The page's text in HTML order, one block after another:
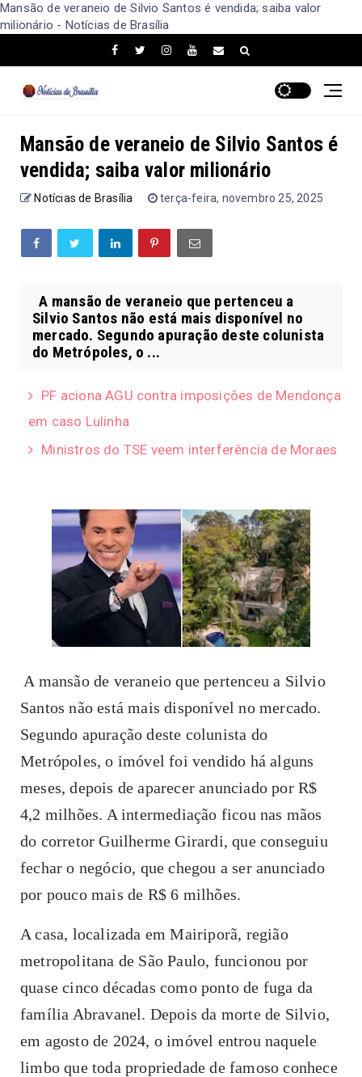
Mansão de veraneio de Silvio Santos é vendida; saiba valor
milionário - Notícias de Brasília
Mansão de veraneio de Silvio Santos é
vendida; saiba valor milionário
Notícias de Brasília terça-feira, novembro 25, 2025
A mansão de veraneio que pertenceu a
Silvio Santos não está mais disponível no
mercado. Segundo apuração deste colunista
do Metrópoles, o ...
PF aciona AGU contra imposições de Mendonça
em caso Lulinha
Ministros do TSE veem interferência de Moraes
A mansão de veraneio que pertenceu a Silvio
Santos não está mais disponível no mercado.
Segundo apuração deste colunista do
Metrópoles, o imóvel foi vendido há alguns
meses, depois de aparecer anunciado por R$
4,2 milhões. A intermediação ficou nas mãos
do corretor Guilherme Girardi, que conseguiu
fechar o negócio, que chegou a ser anunciado
por pouco mais de R$ 6 milhões.
A casa, localizada em Mairiporã, região
metropolitana de São Paulo, funcionou por
quase cinco décadas como ponto de fuga da
família Abravanel. Depois da morte de Silvio,
em agosto de 2024, o imóvel entrou naquele
limbo que toda propriedade de famoso conhece